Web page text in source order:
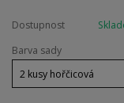
Dostupnost
Barva sady